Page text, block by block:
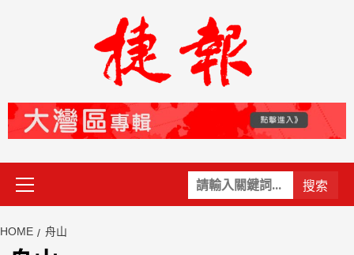
關
鍵
Primary
Menu
HOME 舟山